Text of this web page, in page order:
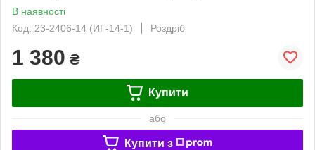
В наявності
Код: 23-2406-14 (ИГ-14-1)
Роздріб
1 380 ₴
Купити
або
Купити з